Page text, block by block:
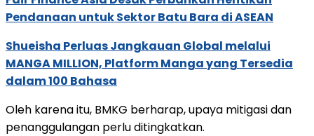
Pendanaan untuk Sektor Batu Bara di ASEAN
Shueisha Perluas Jangkauan Global melalui
MANGA MILLION, Platform Manga yang Tersedia
dalam 100 Bahasa
Oleh karena itu, BMKG berharap, upaya mitigasi dan
penanggulangan perlu ditingkatkan.